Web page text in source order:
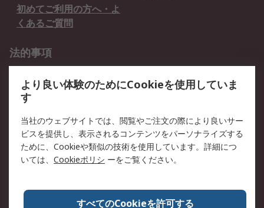
初めてご利用の方へ・よ
くあるご質問
法的事項
クッキーポリシー
RSについて
会社概要
採用情報
プレスリリース＆お知ら
コーポレートサイト
全世界のRS
RSの歴史
より良い体験のためにCookieを使用していま
す
当社のウェブサイトでは、閲覧やご注文の際により良いサー
ビスを提供し、表示されるコンテンツをパーソナライズする
ために、Cookieや類似の技術を使用しています。詳細につ
いては、 Cookieポリシ ーをご覧ください。
すべてのCookieを許可する